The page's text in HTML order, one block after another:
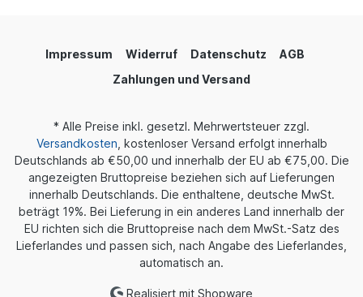
Impressum Widerruf Datenschutz
AGB
Zahlungen und Versand
* Alle Preise inkl. gesetzl. Mehrwertsteuer zzgl.
Versandkosten , kostenloser Versand erfolgt innerhalb
Deutschlands ab €50,00 und innerhalb der EU ab €75,00. Die
angezeigten Bruttopreise beziehen sich auf Lieferungen
innerhalb Deutschlands. Die enthaltene, deutsche MwSt.
beträgt 19%. Bei Lieferung in ein anderes Land innerhalb der
EU richten sich die Bruttopreise nach dem MwSt.-Satz des
Lieferlandes und passen sich, nach Angabe des Lieferlandes,
automatisch an.
Realisiert mit Shopware